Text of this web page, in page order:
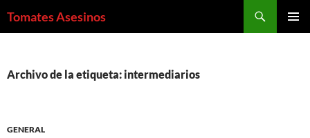
Tomates Asesinos
Archivo de la etiqueta: intermediarios
GENERAL